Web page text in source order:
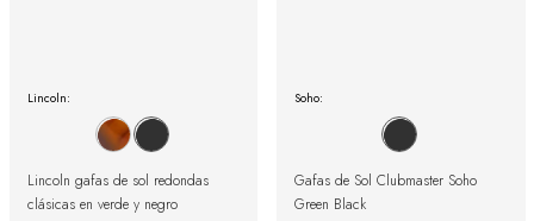
Lincoln:
Lincoln gafas de sol redondas
clásicas en verde y negro
Soho:
Gafas de Sol Clubmaster Soho
Green Black